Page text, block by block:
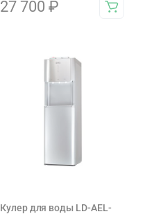
27 700 ₽
Кулер для воды LD-AEL-